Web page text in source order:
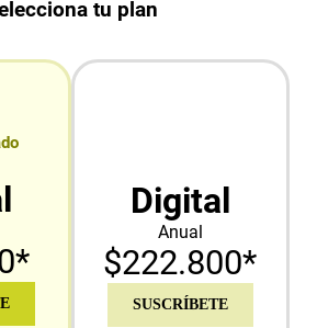
tu plan
Digital
Anual
$222.800*
SUSCRÍBETE